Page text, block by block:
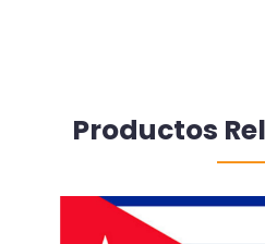
Productos